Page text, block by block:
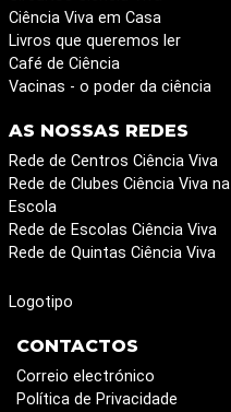
Ciência Viva em Casa
Livros que queremos ler
Café de Ciência
Vacinas - o poder da ciência
AS NOSSAS REDES
Rede de Centros Ciência Viva
Rede de Clubes Ciência Viva na
Escola
Rede de Escolas Ciência Viva
Rede de Quintas Ciência Viva
Logotipo
CONTACTOS
Correio electrónico
Política de Privacidade